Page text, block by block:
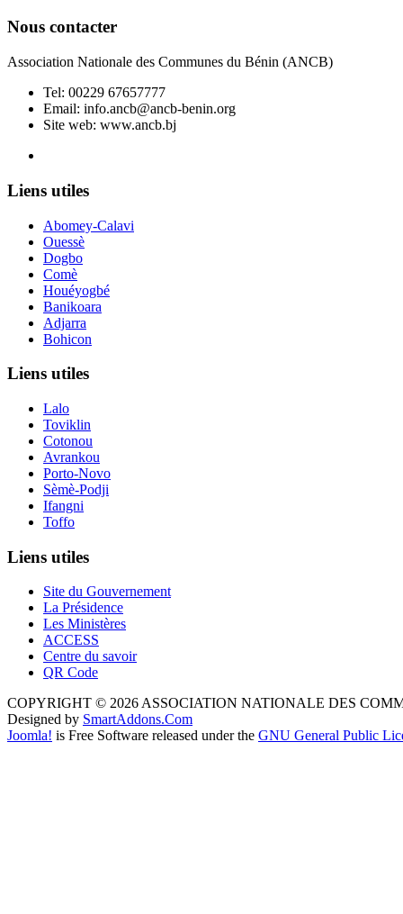
Nous contacter
Association Nationale des Communes du Bénin (ANCB)
Tel: 00229 67657777
Email: info.ancb@ancb-benin.org
Site web: www.ancb.bj
Liens utiles
Abomey-Calavi
Ouessè
Dogbo
Comè
Houéyogbé
Banikoara
Adjarra
Bohicon
Liens utiles
Lalo
Toviklin
Cotonou
Avrankou
Porto-Novo
Sèmè-Podji
Ifangni
Toffo
Liens utiles
Site du Gouvernement
La Présidence
Les Ministères
ACCESS
Centre du savoir
QR Code
COPYRIGHT © 2026 ASSOCIATION NATIONALE DES
Designed by SmartAddons.Com
Joomla! is Free Software released under the GNU General Public